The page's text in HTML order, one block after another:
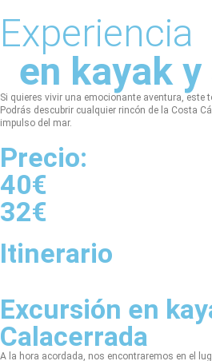
Experiencia
en kayak
Si quieres vivir una emocionante aventura, este
Podrás descubrir cualquier rincón de la Costa
impulso del mar.
Precio:
40€
32€
Itinerario
Excursión en
Calacerrada
A la hora acordada, nos encontraremos en el